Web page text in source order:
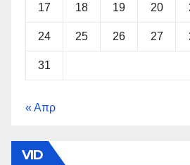
17 18 19 20
24 25 26 27
31
« Απρ
VID